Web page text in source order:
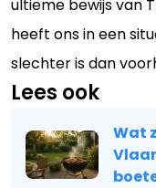
ultieme bewijs van
heeft ons in een
slechter is dan
Lees ook
Wat